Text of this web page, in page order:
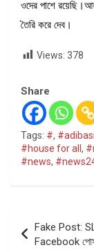
ওদের পাশে
তৈরি করে দেব।
Views: 378
Share
Tags: #,
#house for all ,
#news,
Post
navigation
Fake Post:
Facebook